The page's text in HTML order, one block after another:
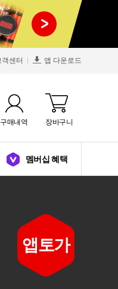
객센터 앱 다운로드
구매내역 장바구니
멤버십 혜택
33%
50%
50%
47%
앱토가
65%
63%
65%
46%
30%
40%
33%
50%